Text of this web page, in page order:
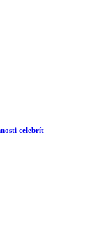
celebrít